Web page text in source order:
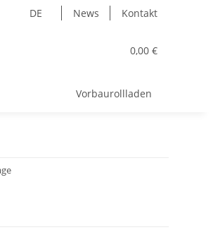
DE News Kontakt
0,00 €
Vorbaurollladen